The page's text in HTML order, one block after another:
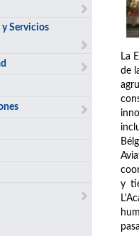
Servicios
La
de
y